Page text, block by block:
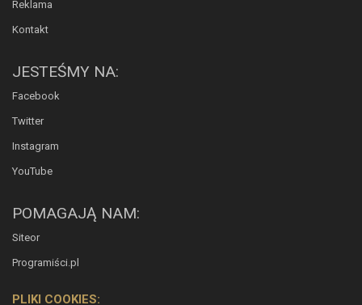
Reklama
Kontakt
JESTEŚMY NA:
Facebook
Twitter
Instagram
YouTube
POMAGAJĄ NAM:
Siteor
Programiści.pl
PLIKI COOKIES: